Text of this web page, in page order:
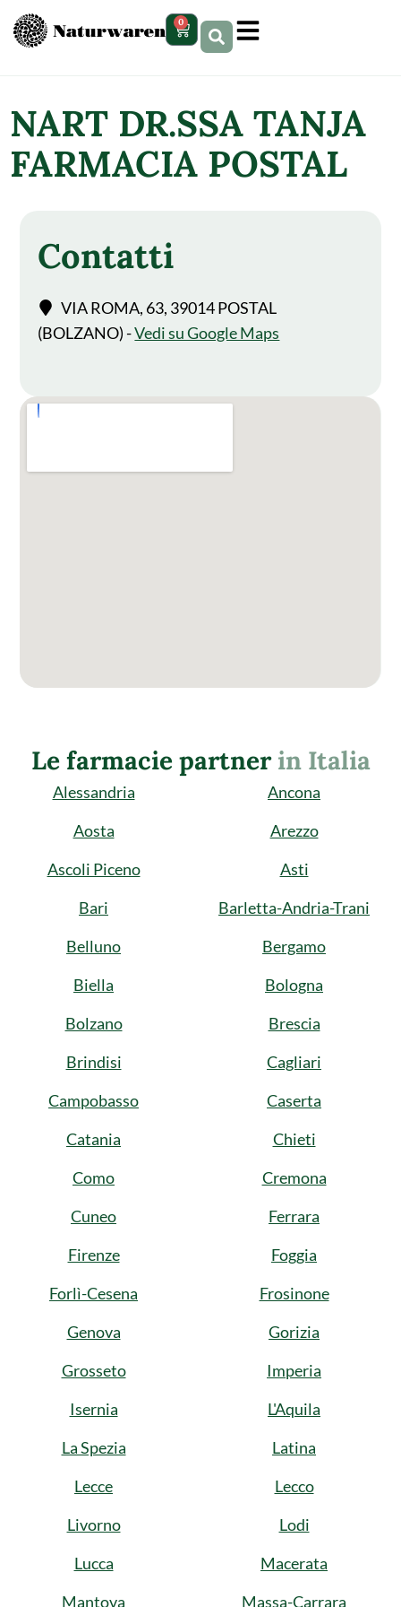
contenuto 0
NART DR.SSA TANJA
FARMACIA POSTAL
Contatti
VIA ROMA, 63, 39014 POSTAL
(BOLZANO) -Vedi su Google Maps
Le farmacie partnerin Italia
Alessandria
Ancona
Aosta
Arezzo
Ascoli Piceno
Asti
Bari
Barletta-Andria-Trani
Belluno
Bergamo
Biella
Bologna
Bolzano
Brescia
Brindisi
Cagliari
Campobasso
Caserta
Catania
Chieti
Como
Cremona
Cuneo
Ferrara
Firenze
Foggia
Forlì-Cesena
Frosinone
Genova
Gorizia
Grosseto
Imperia
Isernia
L'Aquila
La Spezia
Latina
Lecce
Lecco
Livorno
Lodi
Lucca
Macerata
Mantova
Massa-Carrara